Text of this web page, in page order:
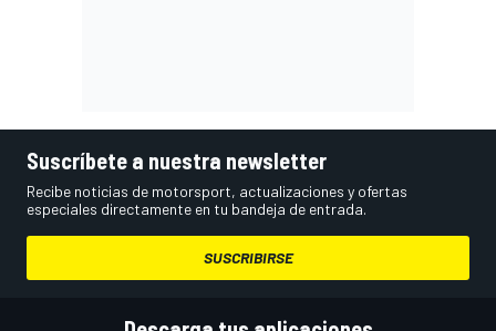
Suscríbete a nuestra newsletter
Recibe noticias de motorsport, actualizaciones y ofertas
especiales directamente en tu bandeja de entrada.
SUSCRIBIRSE